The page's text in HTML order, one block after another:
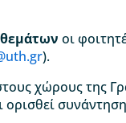
θεμάτωνοι
).
χώρους της